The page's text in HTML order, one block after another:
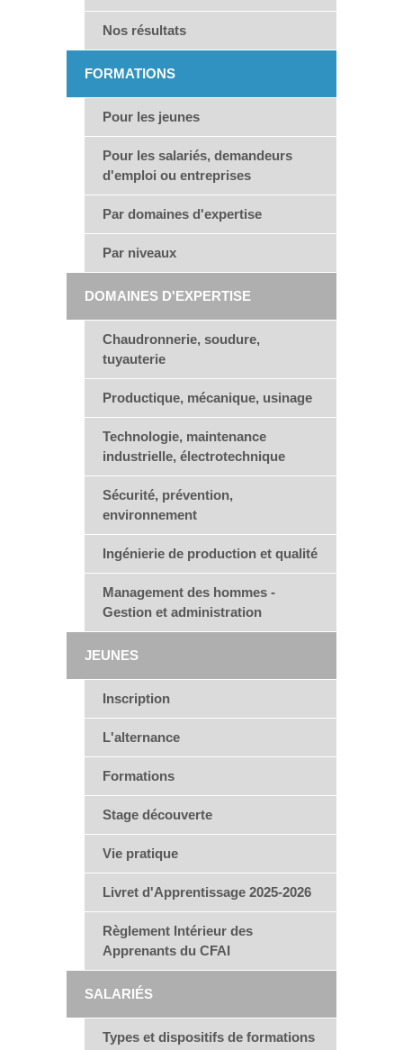
Nos résultats
FORMATIONS
Pour les jeunes
Pour les salariés, demandeurs
d'emploi ou entreprises
Par domaines d'expertise
Par niveaux
DOMAINES D'EXPERTISE
Chaudronnerie, soudure,
tuyauterie
Productique, mécanique, usinage
Technologie, maintenance
industrielle, électrotechnique
Sécurité, prévention,
environnement
Ingénierie de production et qualité
Management des hommes -
Gestion et administration
JEUNES
Inscription
L'alternance
Formations
Stage découverte
Vie pratique
Livret d'Apprentissage 2025-2026
Règlement Intérieur des
Apprenants du CFAI
SALARIÉS
Types et dispositifs de formations